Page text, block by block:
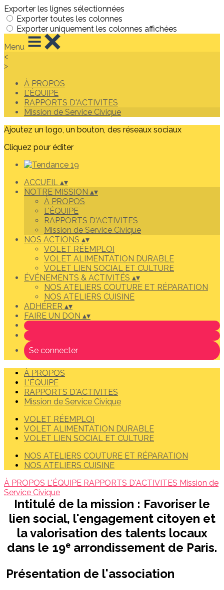
Exporter les lignes sélectionnées
Exporter toutes les colonnes
Exporter uniquement les colonnes affichées
Menu
<
>
À PROPOS
L'ÉQUIPE
RAPPORTS D'ACTIVITES
Mission de Service Civique
Ajoutez un logo, un bouton, des réseaux sociaux
Cliquez pour éditer
ACCUEIL ▴▾
NOTRE MISSION ▴▾
À PROPOS
L'ÉQUIPE
RAPPORTS D'ACTIVITES
Mission de Service Civique
NOS ACTIONS ▴▾
VOLET RÉEMPLOI
VOLET ALIMENTATION DURABLE
VOLET LIEN SOCIAL ET CULTURE
ÉVÉNEMENTS & ACTIVITÉS ▴▾
NOS ATELIERS COUTURE ET RÉPARATION
NOS ATELIERS CUISINE
ADHÉRER ▴▾
FAIRE UN DON ▴▾
Se connecter
À PROPOS
L'ÉQUIPE
RAPPORTS D'ACTIVITES
Mission de Service Civique
VOLET RÉEMPLOI
VOLET ALIMENTATION DURABLE
VOLET LIEN SOCIAL ET CULTURE
NOS ATELIERS COUTURE ET RÉPARATION
NOS ATELIERS CUISINE
À PROPOS L'ÉQUIPE RAPPORTS D'ACTIVITES Mission de
Service Civique
Intitulé de la mission : Favoriser le
lien social, l'engagement citoyen et
la valorisation des talents locaux
dans le 19ᵉ arrondissement de Paris.
Présentation de l'association